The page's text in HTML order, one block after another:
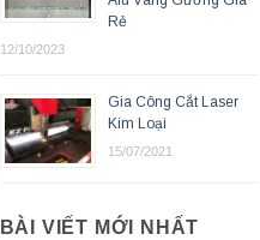
Rẻ
12/10/2023
Gia Công Cắt Laser
Kim Loại
15/07/2021
BÀI VIẾT MỚI NHẤT